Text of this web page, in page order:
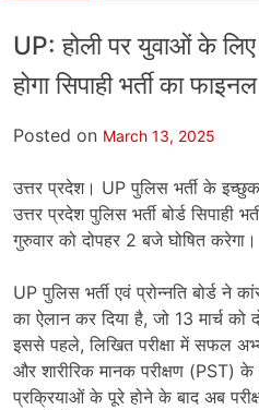
UP: होली पर युवाओं के
होगा सिपाही भर्ती का
Posted on March 13, 2025
उत्तर प्रदेश। UP पुलिस भर्ती के
उत्तर प्रदेश पुलिस भर्ती बोर्ड सिपाही
गुरुवार को दोपहर 2 बजे घोषित करेगा।
UP पुलिस भर्ती एवं प्रोन्नति बोर्ड ने
का ऐलान कर दिया है, जो 13 मार्च को
इससे पहले, लिखित परीक्षा में सफल
और शारीरिक मानक परीक्षण (PST) के
प्रक्रियाओं के पूरे होने के बाद अब